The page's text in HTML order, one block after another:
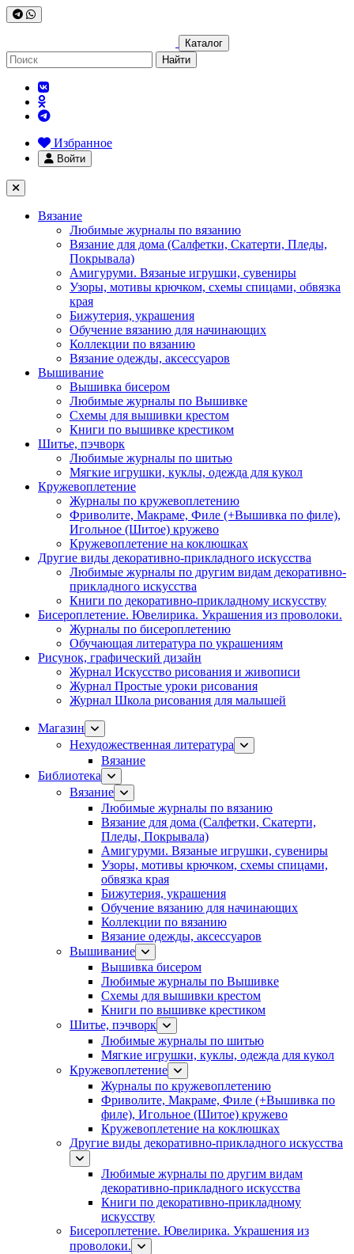
Каталог
Найти
Избранное
Войти
Вязание
Любимые журналы по вязанию
Вязание для дома (Салфетки, Скатерти, Пледы,
Покрывала)
Амигуруми. Вязаные игрушки, сувениры
Узоры, мотивы крючком, схемы спицами, обвязка
края
Бижутерия, украшения
Обучение вязанию для начинающих
Коллекции по вязанию
Вязание одежды, аксессуаров
Вышивание
Вышивка бисером
Любимые журналы по Вышивке
Схемы для вышивки крестом
Книги по вышивке крестиком
Шитье, пэчворк
Любимые журналы по шитью
Мягкие игрушки, куклы, одежда для кукол
Кружевоплетение
Журналы по кружевоплетению
Фриволите, Макраме, Филе (+Вышивка по филе),
Игольное (Шитое) кружево
Кружевоплетение на коклюшках
Другие виды декоративно-прикладного искусства
Любимые журналы по другим видам декоративно-
прикладного искусства
Книги по декоративно-прикладному искусству
Бисероплетение. Ювелирика. Украшения из проволоки.
Журналы по бисероплетению
Обучающая литература по украшениям
Рисунок, графический дизайн
Журнал Искусство рисования и живописи
Журнал Простые уроки рисования
Журнал Школа рисования для малышей
Магазин
Нехудожественная литература
Вязание
Библиотека
Вязание
Любимые журналы по вязанию
Вязание для дома (Салфетки, Скатерти,
Пледы, Покрывала)
Амигуруми. Вязаные игрушки, сувениры
Узоры, мотивы крючком, схемы спицами,
обвязка края
Бижутерия, украшения
Обучение вязанию для начинающих
Коллекции по вязанию
Вязание одежды, аксессуаров
Вышивание
Вышивка бисером
Любимые журналы по Вышивке
Схемы для вышивки крестом
Книги по вышивке крестиком
Шитье, пэчворк
Любимые журналы по шитью
Мягкие игрушки, куклы, одежда для кукол
Кружевоплетение
Журналы по кружевоплетению
Фриволите, Макраме, Филе (+Вышивка по
филе), Игольное (Шитое) кружево
Кружевоплетение на коклюшках
Другие виды декоративно-прикладного искусства
Любимые журналы по другим видам
декоративно-прикладного искусства
Книги по декоративно-прикладному
искусству
Бисероплетение. Ювелирика. Украшения из
проволоки.